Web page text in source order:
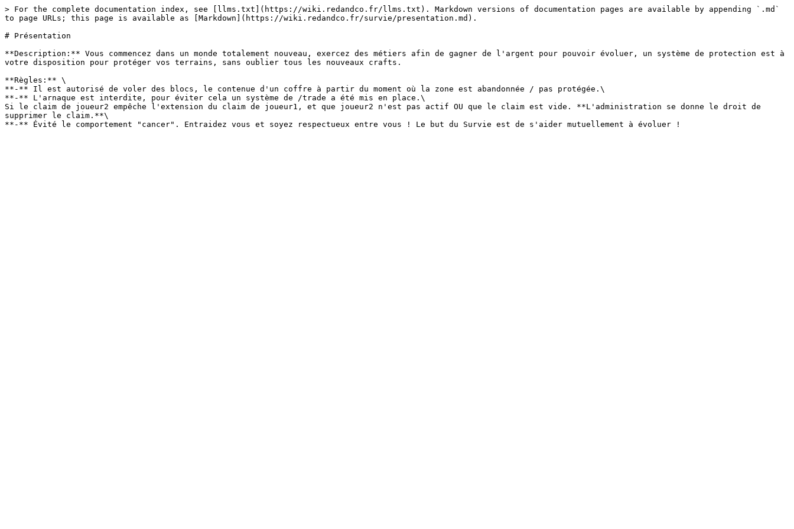
> For the complete documentation index, see [llms.txt](https://wiki.redandco.fr/llms.txt). Markdown versions of documentation pages are available by appending `.md`
to page URLs; this page is available as [Markdown](https://wiki.redandco.fr/survie/presentation.md).
# Présentation
**Description:** Vous commencez dans un monde totalement nouveau, exercez des métiers afin de gagner de l'argent pour pouvoir évoluer, un système de protection est à
votre disposition pour protéger vos terrains, sans oublier tous les nouveaux crafts.
**Règles:** \
**-** Il est autorisé de voler des blocs, le contenue d'un coffre à partir du moment où la zone est abandonnée / pas protégée.\
**-** L'arnaque est interdite, pour éviter cela un système de /trade a été mis en place.\
Si le claim de joueur2 empêche l'extension du claim de joueur1, et que joueur2 n'est pas actif OU que le claim est vide. **L'administration se donne le droit de
supprimer le claim.**\